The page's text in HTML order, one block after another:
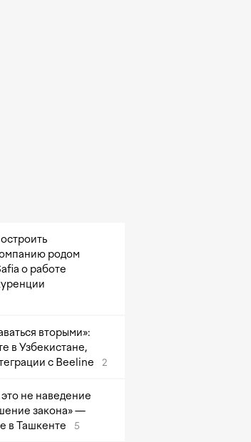
родом
о работе
вторыми»:
в Узбекистане,
с Beeline
2
не наведение
закона» —
в Ташкенте
5